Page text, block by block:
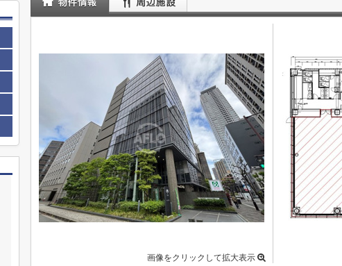
画像をクリックして拡大表示